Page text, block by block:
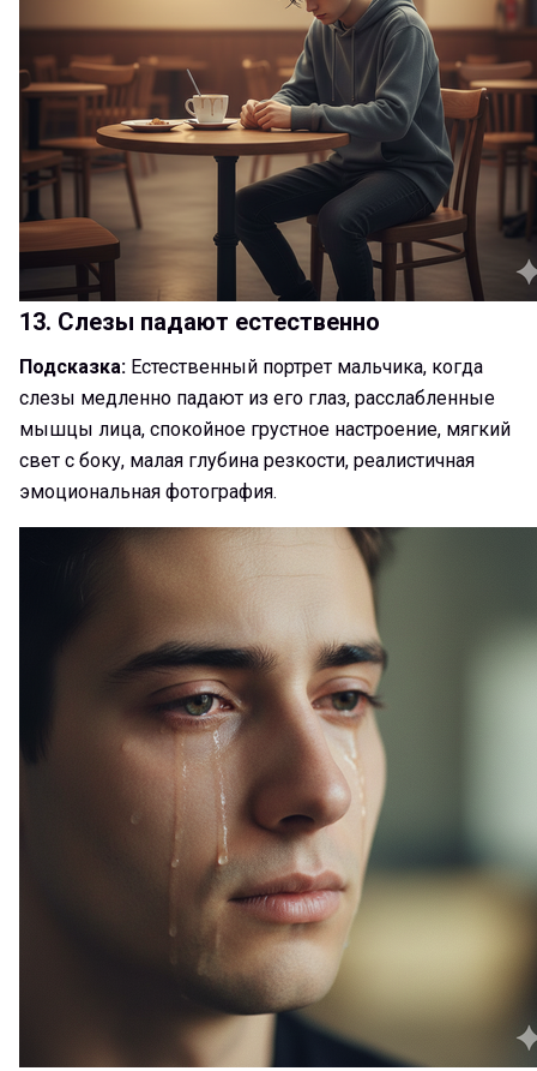
13. Слезы падают естественно
Подсказка: Естественный портрет мальчика, когда
слезы медленно падают из его глаз, расслабленные
мышцы лица, спокойное грустное настроение, мягкий
свет с боку, малая глубина резкости, реалистичная
эмоциональная фотография.